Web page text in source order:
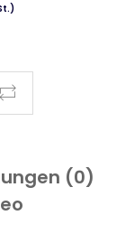
(0)